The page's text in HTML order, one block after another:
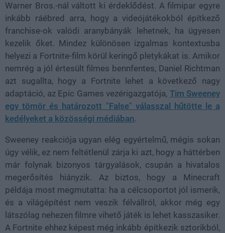
Warner Bros.-nál váltott ki érdeklődést. A filmipar egyre
inkább ráébred arra, hogy a videójátékokból építkező
franchise-ok valódi aranybányák lehetnek, ha ügyesen
kezelik őket. Mindez különösen izgalmas kontextusba
helyezi a Fortnite-film körül keringő pletykákat is. Amikor
nemrég a jól értesült filmes bennfentes, Daniel Richtman
azt sugallta, hogy a Fortnite lehet a következő nagy
adaptáció, az Epic Games vezérigazgatója, Tim Sweeney
egy tömör és határozott "False" válasszal hűtötte le a
kedélyeket a közösségi médiában.
Sweeney reakciója ugyan elég egyértelmű, mégis sokan
úgy vélik, ez nem feltétlenül zárja ki azt, hogy a háttérben
már folynak bizonyos tárgyalások, csupán a hivatalos
megerősítés hiányzik. Az biztos, hogy a Minecraft
példája most megmutatta: ha a célcsoportot jól ismerik,
és a világépítést nem veszik félvállról, akkor még egy
látszólag nehezen filmre vihető játék is lehet kasszasiker.
A Fortnite ehhez képest még inkább építkezik sztorikból,